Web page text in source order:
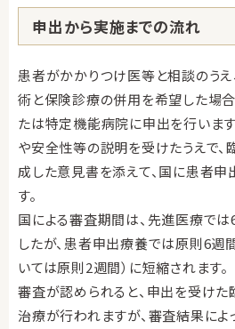
申出から実施までの流れ
患者がかかりつけ医等と相談のう
術と保険診療の併用を希望した場
たは特定機能病院に申出を行いま
や安全性等の説明を受けたうえで
成した意見書を添えて、国に患者
す。
国による審査期間は、先進医療で
したが、患者申出療養では原則6週
いては原則2週間）に短縮されます。
審査が認められると、申出を受け
治療が行われますが、審査結果によ